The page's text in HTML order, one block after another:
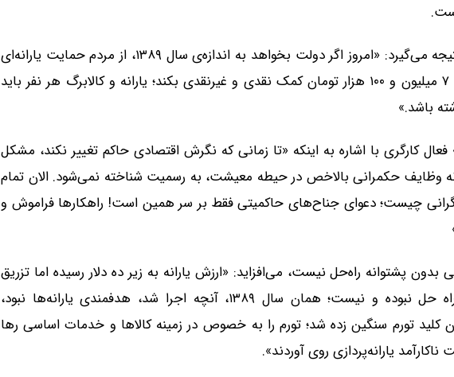
بر پایه همین محاسبه، گزارش نتیجه می‌گیرد: «امروز اگر دولت بخواهد به اندازه‌ی سال ۱۳۸۹، از مردم حمایت یارانه‌ای
کند، باید به هر نفر چیزی حدود ۷ میلیون و ۱۰۰ هزار تومان کمک نقدی و غیرنقدی بکند؛ یارانه و کالابرگ هر نفر باید
فعال کارگری با اشاره به اینکه «تا زمانی که نگرش اقتصادی حاکم تغییر نکند، مشکل
وظایف حکمرانی بالاخص در حیطه معیشت، به رسمیت شناخته نمی‌شود. الان تمام
چیست؛ دعوای جناح‌های حاکمیتی فقط بر سر همین است! راهکارها فراموش و
بدون پشتوانه راه‌حل نیست، می‌افزاید: «ارزش یارانه به زیر ده دلار رسیده اما تزریق
نقدینگی بدون پشتوانه، هرگز راه حل نبوده و نیست؛ همان سال ۱۳۸۹، آنچه اجرا شد، هدفمندی یارانه‌ها نبود،
کلید تورم سنگین زده شد؛ تورم را به خصوص در زمینه کالاها و خدمات اساسی رها
یارانه‌پردازی روی آوردند».